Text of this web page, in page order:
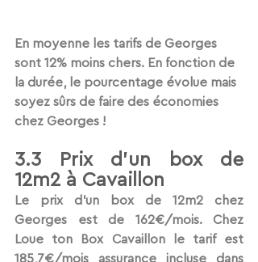
En moyenne les tarifs de Georges
sont 12% moins chers. En fonction de
la durée, le pourcentage évolue mais
soyez sûrs de faire des économies
chez Georges !
3.3 Prix d'un box de
12m2 à Cavaillon
Le prix d'un box de 12m2 chez
Georges est de 162€/mois. Chez
Loue ton Box Cavaillon le tarif est
185,7€/mois assurance incluse dans